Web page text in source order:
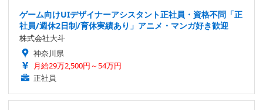
ゲーム向けUIデザイナーアシスタント正社員・資格不問「正
社員/週休2日制/育休実績あり」アニメ・マンガ好き歓迎
株式会社大斗
神奈川県
月給29万2,500円～54万円
正社員